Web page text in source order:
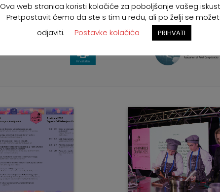
Ova web stranica koristi kolačiće za poboljšanje vašeg
Pretpostavit ćemo da ste s tim u redu, ali po želji se
odjaviti.
Postavke kolačića PRIHVATI